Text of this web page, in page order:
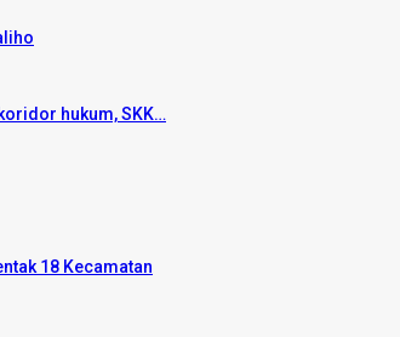
hukum, SKK…
18 Kecamatan